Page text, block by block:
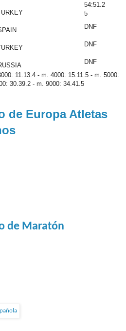
54:51.2
5
DNF
DNF
DNF
11.13.4 - m. 4000: 15.11.5 - m. 5000:
30.39.2 - m. 9000: 34.41.5
de Europa Atletas
de Maratón